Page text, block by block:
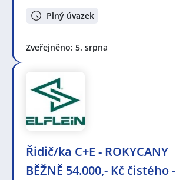
Plný úvazek
Zveřejněno: 5. srpna
Řidič/ka C+E - ROKYCANY
BĚŽNĚ 54.000,- Kč čistého -